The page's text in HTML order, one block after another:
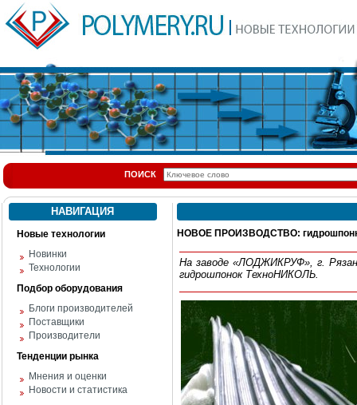
ПОИСК
НАВИГАЦИЯ
Новые технологии
Новинки
Технологии
Подбор оборудования
Блоги производителей
Поставщики
Производители
Тенденции рынка
Мнения и оценки
Новости и статистика
НОВОЕ ПРОИЗВОДСТВО:
На заводе «ЛОДЖИКРУФ», г.
гидрошпонок ТехноНИКОЛЬ.